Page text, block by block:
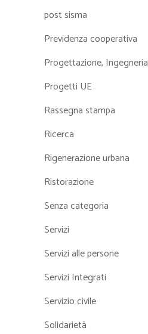
post sisma
Previdenza cooperativa
Progettazione, Ingegneria
Progetti UE
Rassegna stampa
Ricerca
Rigenerazione urbana
Ristorazione
Senza categoria
Servizi
Servizi alle persone
Servizi Integrati
Servizio civile
Solidarietà